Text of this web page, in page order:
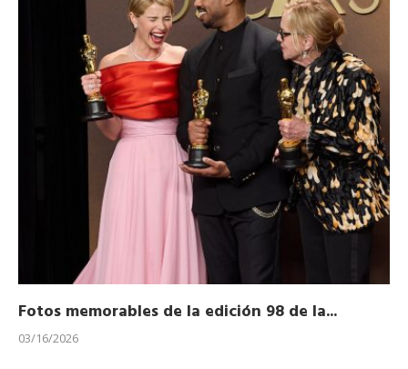
Fotos memorables de la edición 98 de la...
03/16/2026